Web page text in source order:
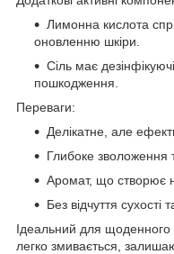
Лимонна кислота
оновленню шкіри.
Сіль має
пошкодження.
Переваги:
Делікатне, але
Глибоке зволоження
Аромат, що створює
Без відчуття сухості
Ідеальний для щоденного
легко змивається,